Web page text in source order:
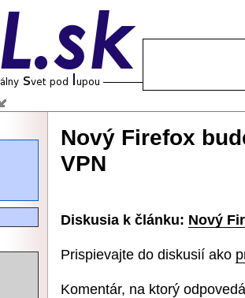
Nový Firefox
VPN
Diskusia k článku: Nový
Prispievajte do diskusií ako
Komentár, na ktorý